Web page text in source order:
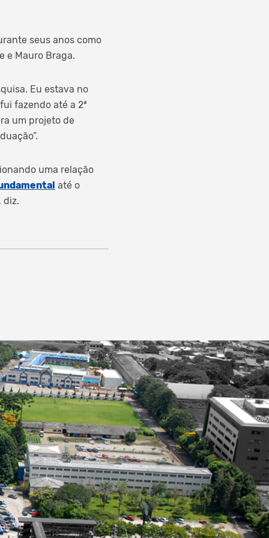
seus anos como
e Mauro Braga.
Eu estava no
fazendo até a 2ª
um projeto de
uma relação
até o
diz.